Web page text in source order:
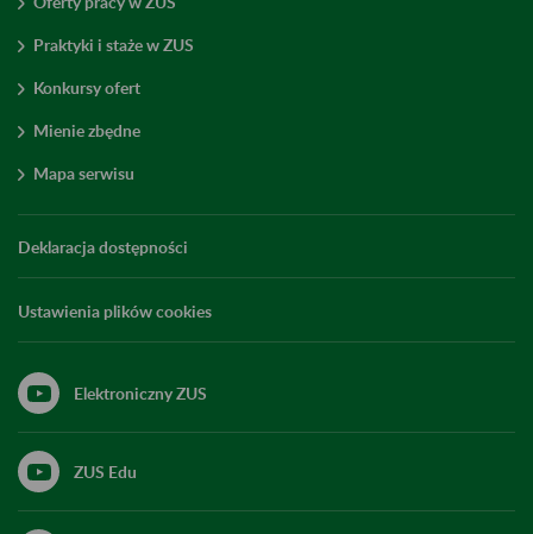
Praktyki i staże w ZUS
Konkursy ofert
Mienie zbędne
Mapa serwisu
Deklaracja dostępności
Ustawienia plików cookies
Elektroniczny ZUS
ZUS Edu